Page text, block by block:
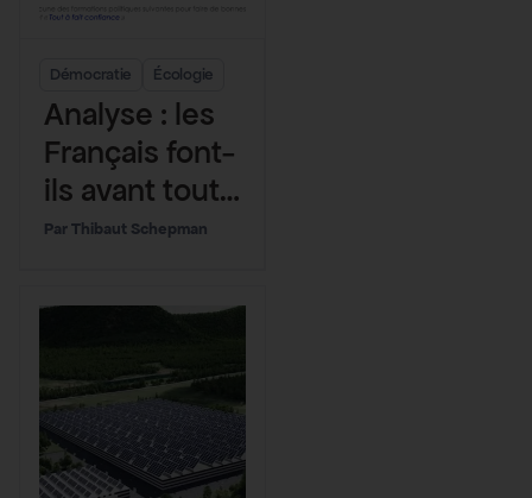
Démocratie Écologie
Analyse : les
Français font-
ils avant tout
confiance au
incendies ?
Thibaut Schepman